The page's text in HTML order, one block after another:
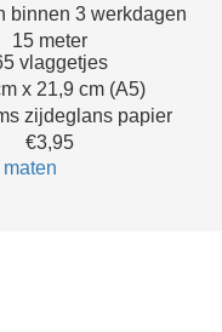
binnen 3 werkdagen
15 meter
vlaggetjes
x 21,9 cm (A5)
zijdeglans papier
€3,95